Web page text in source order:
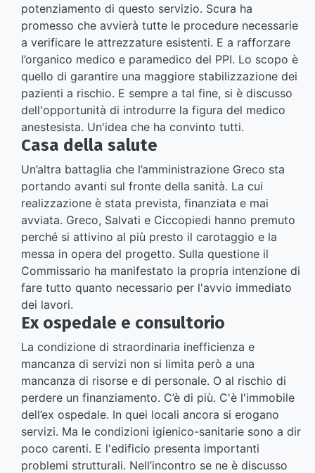
potenziamento di questo servizio. Scura ha
promesso che avvierà tutte le procedure necessarie
a verificare le attrezzature esistenti. E a rafforzare
l’organico medico e paramedico del PPI. Lo scopo è
quello di garantire una maggiore stabilizzazione dei
pazienti a rischio. E sempre a tal fine, si è discusso
dell'opportunità di introdurre la figura del medico
anestesista. Un'idea che ha convinto tutti.
Casa della salute
Un’altra battaglia che l’amministrazione Greco sta
portando avanti sul fronte della sanità. La cui
realizzazione è stata prevista, finanziata e mai
avviata. Greco, Salvati e Ciccopiedi hanno premuto
perché si attivino al più presto il carotaggio e la
messa in opera del progetto. Sulla questione il
Commissario ha manifestato la propria intenzione di
fare tutto quanto necessario per l'avvio immediato
dei lavori.
Ex ospedale e consultorio
La condizione di straordinaria inefficienza e
mancanza di servizi non si limita però a una
mancanza di risorse e di personale. O al rischio di
perdere un finanziamento. C’è di più. C'è l'immobile
dell’ex ospedale. In quei locali ancora si erogano
servizi. Ma le condizioni igienico-sanitarie sono a dir
poco carenti. E l'edificio presenta importanti
problemi strutturali. Nell’incontro se ne è discusso